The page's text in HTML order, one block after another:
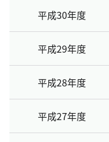
平成30年度
平成29年度
平成28年度
平成27年度